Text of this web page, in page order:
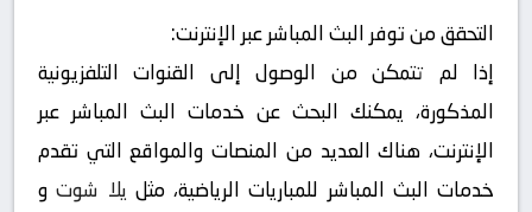
التحقق من توفر البث المباشر عبر الإنترنت:
إذا لم تتمكن من الوصول إلى القنوات التلفزيونية
المذكورة، يمكنك البحث عن خدمات البث المباشر عبر
الإنترنت، هناك العديد من المنصات والمواقع التي تقدم
خدمات البث المباشر للمباريات الرياضية، مثل يلا شوتو